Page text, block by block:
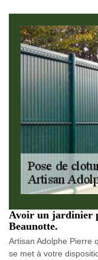
Avoir un jardinier
Beaunotte.
Artisan Adolphe Pierre
se met à votre